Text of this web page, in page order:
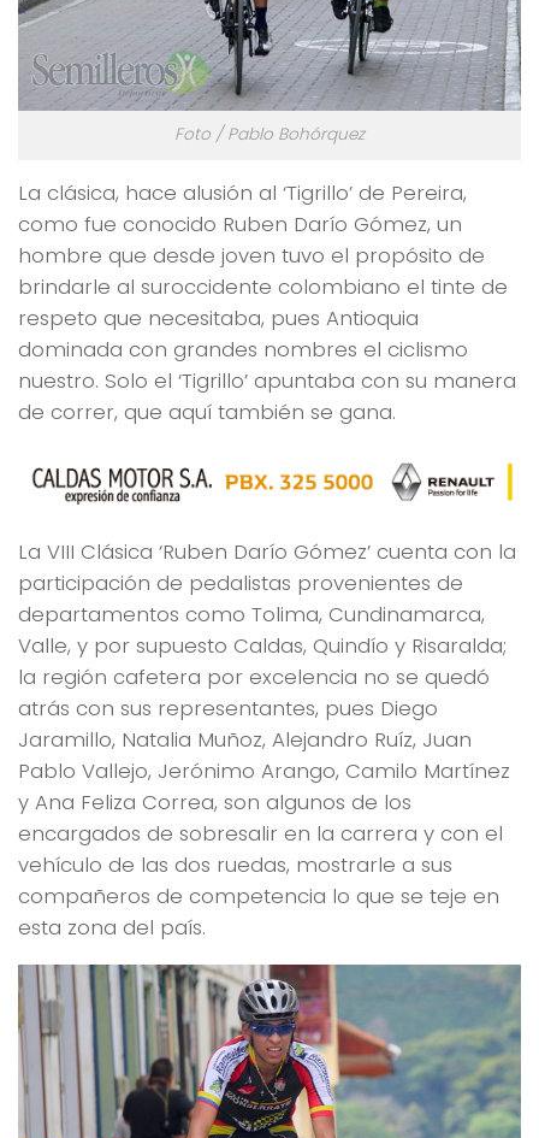
Foto / Pablo Bohórquez
La clásica, hace alusión al ‘Tigrillo’ de Pereira,
como fue conocido Ruben Darío Gómez, un
hombre que desde joven tuvo el propósito de
brindarle al suroccidente colombiano el tinte de
respeto que necesitaba, pues Antioquia
dominada con grandes nombres el ciclismo
nuestro. Solo el ‘Tigrillo’ apuntaba con su manera
de correr, que aquí también se gana.
La VIII Clásica ‘Ruben Darío Gómez’ cuenta con la
participación de pedalistas provenientes de
departamentos como Tolima, Cundinamarca,
Valle, y por supuesto Caldas, Quindío y Risaralda;
la región cafetera por excelencia no se quedó
atrás con sus representantes, pues Diego
Jaramillo, Natalia Muñoz, Alejandro Ruíz, Juan
Pablo Vallejo, Jerónimo Arango, Camilo Martínez
y Ana Feliza Correa, son algunos de los
encargados de sobresalir en la carrera y con el
vehículo de las dos ruedas, mostrarle a sus
compañeros de competencia lo que se teje en
esta zona del país.